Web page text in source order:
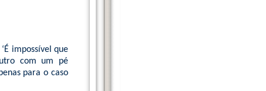
impossível que
com um pé
para o caso